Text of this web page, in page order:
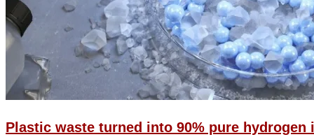
Plastic waste turned into 90% pure